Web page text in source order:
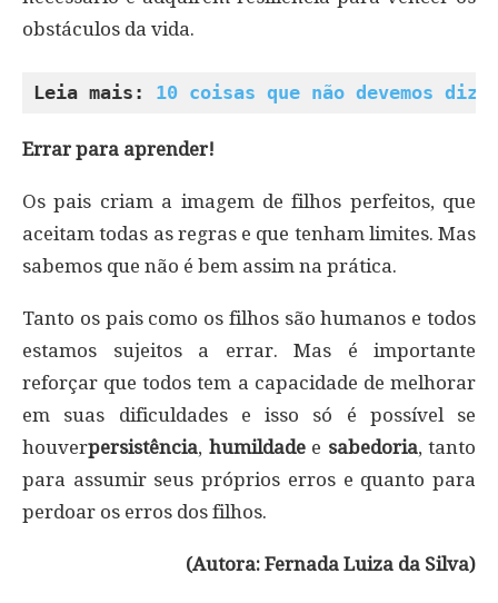
obstáculos da vida.
Leia mais: 10 coisas que não devemos
Errar para aprender!
Os pais criam a imagem de filhos perfeitos, que
aceitam todas as regras e que tenham limites. Mas
sabemos que não é bem assim na prática.
Tanto os pais como os filhos são humanos e todos
estamos sujeitos a errar. Mas é importante
reforçar que todos tem a capacidade de melhorar
em suas dificuldades e isso só é possível se
houverpersistência, humildadee sabedoria, tanto
para assumir seus próprios erros e quanto para
perdoar os erros dos filhos.
(Autora: Fernada Luiza da Silva)